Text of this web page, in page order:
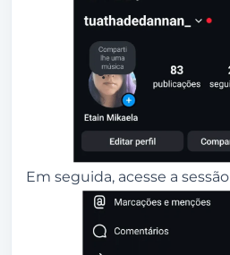
Em seguida, acesse a sessão